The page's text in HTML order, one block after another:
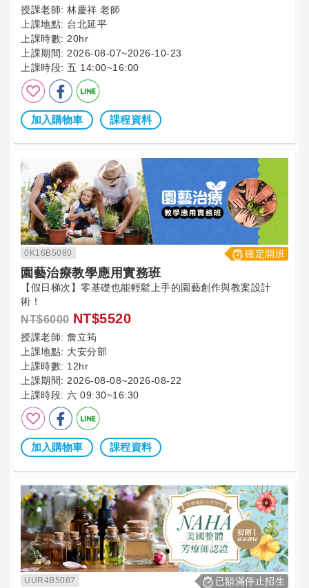
授課老師: 林慶祥 老師
上課地點: 台北延平
上課時數: 20hr
上課期間: 2026-08-07~2026-10-23
上課時段: 五 14:00~16:00
加入購物車 課程資料
0K16B5080 確定開班
園藝治療教學應用實務班
【假日梯次】零基礎也能輕鬆上手的園藝創作與教案設計
術！
NT$6000 NT$5520
授課老師: 詹立筠
上課地點: 大安分部
上課時數: 12hr
上課期間: 2026-08-08~2026-08-22
上課時段: 六 09:30~16:30
加入購物車 課程資料
UUR4B5087 已額滿停止招生